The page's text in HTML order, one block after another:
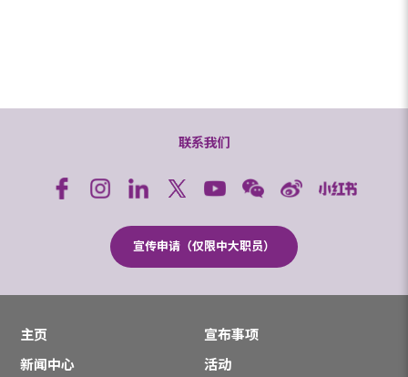
联系我们
宣传申请（仅限中大职员）
主页
宣布事项
新闻中心
活动